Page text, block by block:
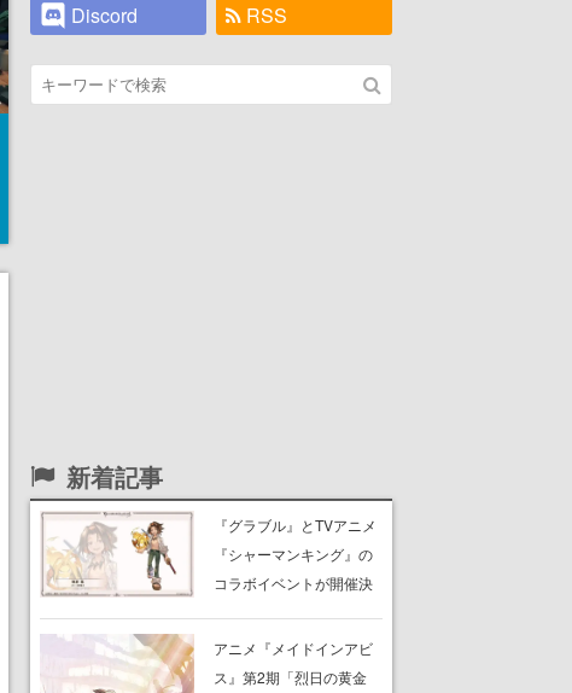
Discord
RSS
新着記事
『グラブル』とTVアニメ
『シャーマンキング』の
コラボイベントが開催決
子）のビジュアルも公開
アニメ『メイドインアビ
ス』第2期「烈日の黄金